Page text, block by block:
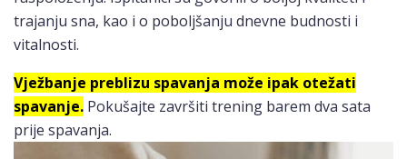
trajanju sna, kao i o poboljšanju dnevne budnosti i
vitalnosti.
Vježbanje preblizu spavanja može ipak otežati
spavanje. Pokušajte završiti trening barem dva sata
prije spavanja.